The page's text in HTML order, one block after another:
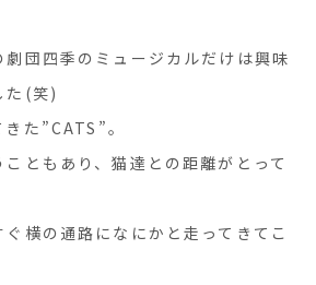
団四季のミュージカルだけは興味
た(笑)
た”CATS”。
ともあり、猫達との距離がとって
横の通路になにかと走ってきてこ